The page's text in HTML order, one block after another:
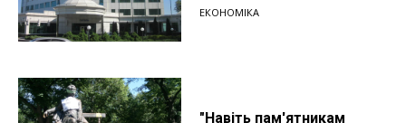
ЕКОНОМІКА
"Навіть пам'ятникам